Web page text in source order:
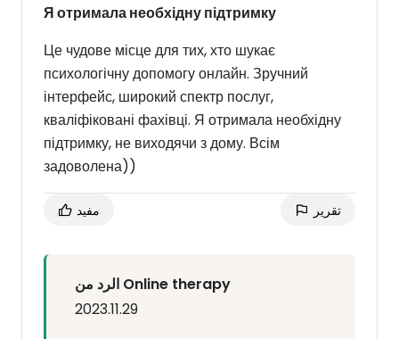
Я отримала необхідну підтримку
Це чудове місце для тих, хто шукає
психологічну допомогу онлайн. Зручний
інтерфейс, широкий спектр послуг,
кваліфіковані фахівці. Я отримала необхідну
підтримку, не виходячи з дому. Всім
задоволена))
مفيد تقرير
الرد من Online therapy
2023.11.29